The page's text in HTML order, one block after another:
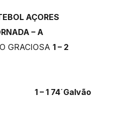
AÇORES
– A
GRACIOSA 1 – 2
– 1 74´Galvão